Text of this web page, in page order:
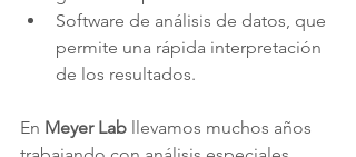
Software de análisis de datos, que
permite una rápida interpretación
de los resultados.
En Meyer Lab llevamos muchos años